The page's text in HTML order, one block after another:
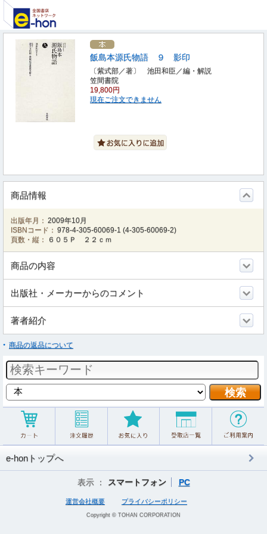
飯島本源氏物語 ９ 影印
〔紫式部／著〕 池田和臣／編・解説
笠間書院
19,800円
現在ご注文できません
商品情報
出版年月： 2009年10月
ISBNコード： 978-4-305-60069-1 (4-305-60069-2)
頁数・縦：
６０５Ｐ ２２ｃｍ
商品の内容
出版社・メーカーからのコメント
著者紹介
商品の返品について
e-honトップへ
表示 ： スマートフォン PC
運営会社概要 プライバシーポリシー
Copyright © TOHAN CORPORATION